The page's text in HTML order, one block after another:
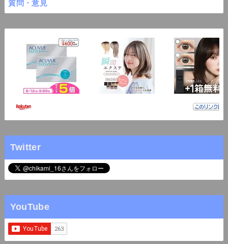
質問・意見
Twitter
YouTube